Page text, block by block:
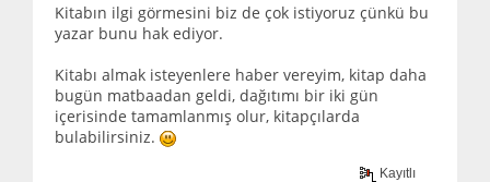
Kitabın ilgi görmesini biz de çok istiyoruz çünkü bu
yazar bunu hak ediyor.
Kitabı almak isteyenlere haber vereyim, kitap daha
bugün matbaadan geldi, dağıtımı bir iki gün
içerisinde tamamlanmış olur, kitapçılarda
bulabilirsiniz.
Kayıtlı